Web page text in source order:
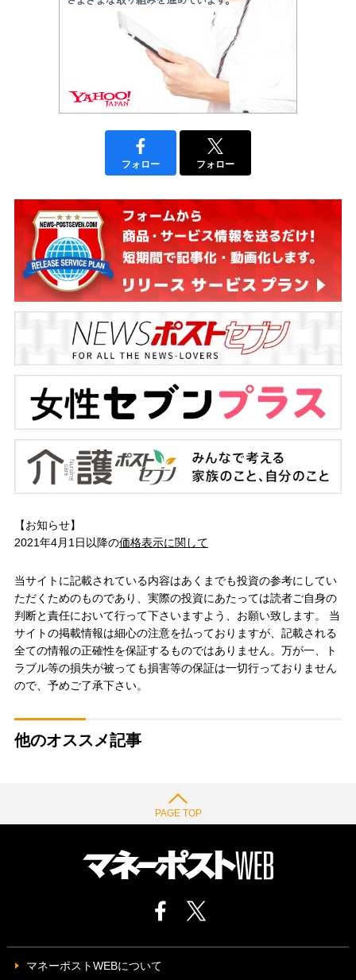
フォロー フォロー
【お知らせ】
2021年4月1日以降の価格表示に関して
当サイトに記載されている内容はあくまでも投資の参考にしてい
ただくためのものであり、実際の投資にあたっては読者ご自身の
判断と責任において行って下さいますよう、お願い致します。 当
サイトの掲載情報は細心の注意を払っておりますが、記載される
全ての情報の正確性を保証するものではありません。万が一、ト
ラブル等の損失が被っても損害等の保証は一切行っておりません
ので、予めご了承下さい。
他のオススメ記事
PAGE TOP
マネーポストWEBについて